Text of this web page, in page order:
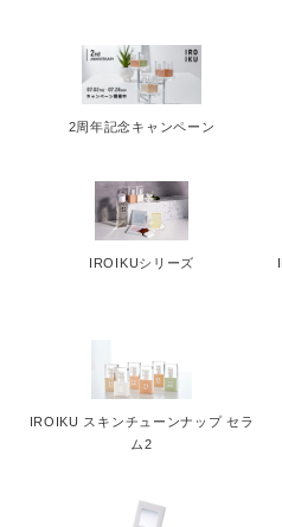
2周年記念キャンペーン
IROIKUシリーズ
IROIKU スキンチューンナップ セラ
ム2